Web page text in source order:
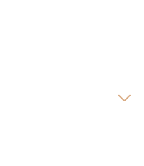
